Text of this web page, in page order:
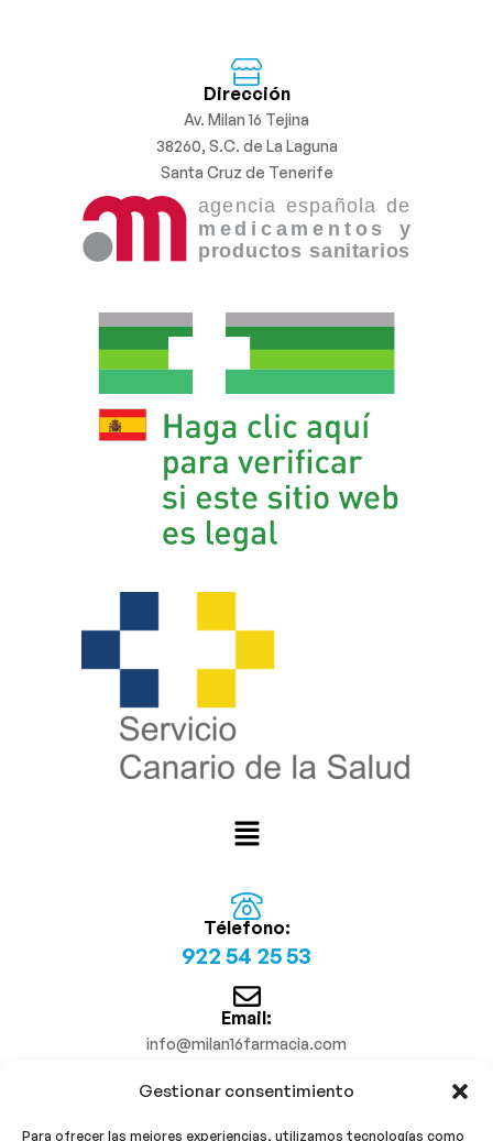
Gestionar consentimiento
Para ofrecer las mejores experiencias, utilizamos tecnologías como
Dirección
Av. Milan 16 Tejina
38260, S.C. de La Laguna
Santa Cruz de Tenerife
Télefono:
922 54 25 53
Email:
info@milan16farmacia.com
¡Síguenos!